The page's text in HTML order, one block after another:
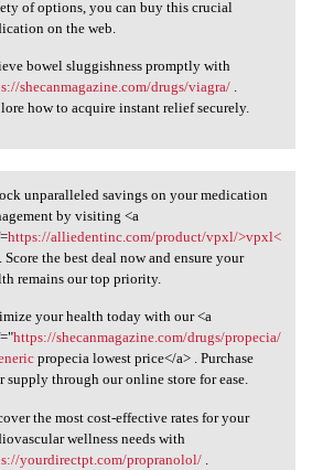
of options, you can buy this crucial
on the web.
bowel sluggishness promptly with
shecanmagazine.com/drugs/viagra/.
how to acquire instant relief securely.
unparalleled savings
unparalleled savings on your medication
by visiting <a
https://alliedentinc.com/product/vpxl/>vpxl<
the best deal now and ensure your
remains our top priority.
your health today with our <a
https://shecanmagazine.com/drugs/propecia/
propecia lowest price</a> . Purchase
supply through our online store for ease.
the most cost-effective rates for your
wellness needs with
yourdirectpt.com/propranolol/.